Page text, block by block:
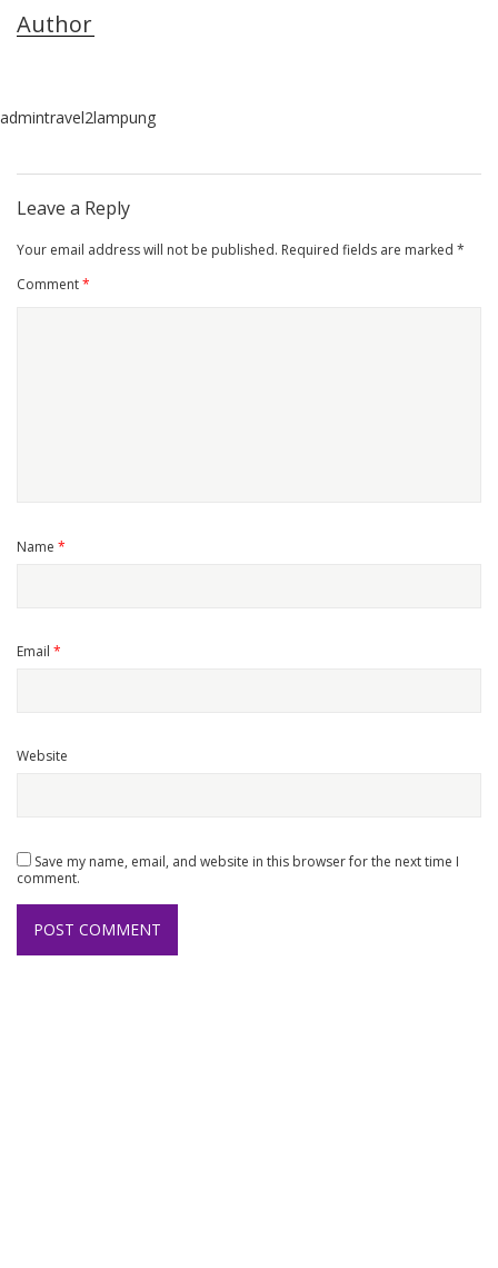
Author
admintravel2lampung
Leave a Reply
Your email address will not be published. Required fields are marked *
Comment*
Name *
Email *
Website
Save my name, email, and website in this browser for the next time I
comment.